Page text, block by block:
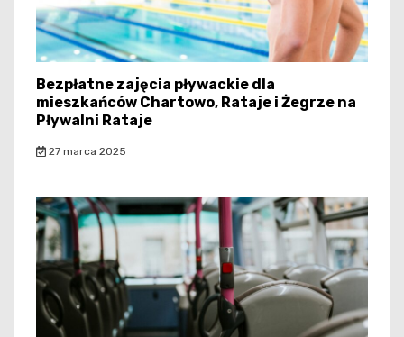
Bezpłatne zajęcia pływackie dla
mieszkańców Chartowo, Rataje i Żegrze na
Pływalni Rataje
27 marca 2025